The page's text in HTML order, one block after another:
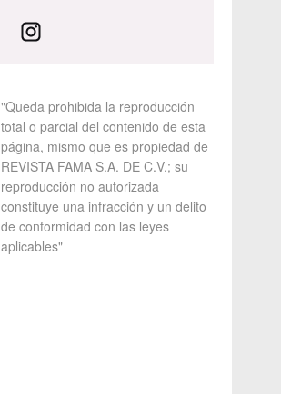
"Queda prohibida la reproducción
total o parcial del contenido de esta
página, mismo que es propiedad de
REVISTA FAMA S.A. DE C.V.; su
reproducción no autorizada
constituye una infracción y un delito
de conformidad con las leyes
aplicables"